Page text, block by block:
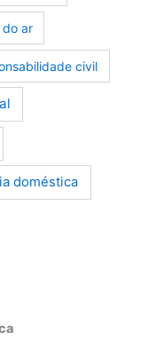
do ar
civil
doméstica